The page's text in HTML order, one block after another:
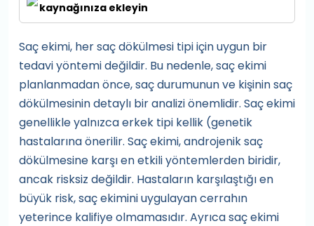
kaynağınıza ekleyin
Saç ekimi, her saç dökülmesi tipi için uygun bir
tedavi yöntemi değildir. Bu nedenle, saç ekimi
planlanmadan önce, saç durumunun ve kişinin saç
dökülmesinin detaylı bir analizi önemlidir. Saç ekimi
genellikle yalnızca erkek tipi kellik (genetik
hastalarına önerilir. Saç ekimi, androjenik saç
dökülmesine karşı en etkili yöntemlerden biridir,
ancak risksiz değildir. Hastaların karşılaştığı en
büyük risk, saç ekimini uygulayan cerrahın
yeterince kalifiye olmamasıdır. Ayrıca saç ekimi